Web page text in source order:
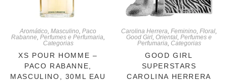
Aromático Masculino Paco
Rabanne Perfumes e Perfumaria
Categorias
XS POUR HOMME –
PACO RABANNE,
MASCULINO, 30ML EAU
Carolina Herrera Feminino Floral
Good Girl Oriental Perfumes e
Perfumaria Categorias
GOOD GIRL
SUPERSTARS
CAROLINA HERRERA